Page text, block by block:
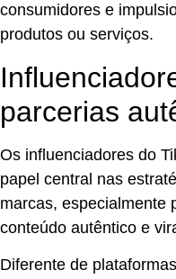
consumidores e
produtos ou serviços.
parcerias
Os influenciadores do
papel central nas
marcas, especialmente
conteúdo autêntico e
Diferente de